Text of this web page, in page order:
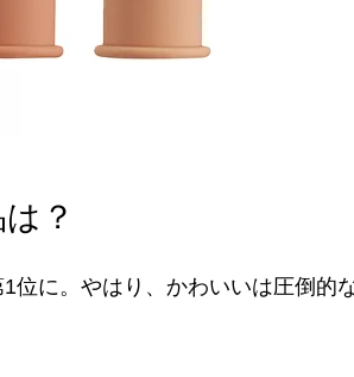
？
位に。やはり、かわいいは圧倒的